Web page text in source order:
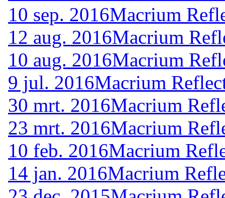
10 sep. 2016Macrium
12 aug. 2016Macrium
10 aug. 2016Macrium
9 jul. 2016Macrium
30 mrt. 2016Macrium
23 mrt. 2016Macrium
10 feb. 2016Macrium
14 jan. 2016Macrium